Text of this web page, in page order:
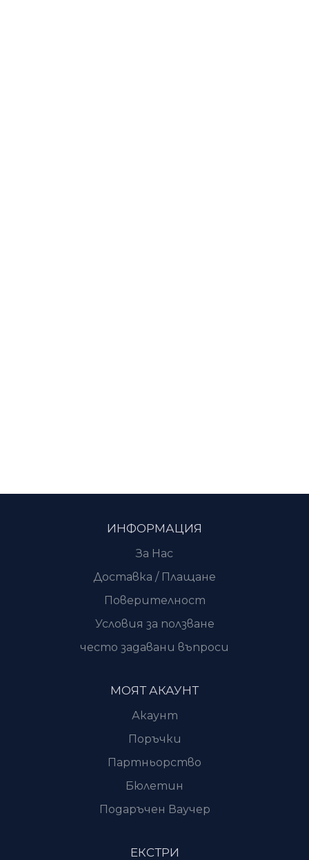
ИНФОРМАЦИЯ
За Нас
Доставка / Плащане
Поверителност
Условия за ползване
често задавани въпроси
МОЯТ АКАУНТ
Акаунт
Поръчки
Партньорство
Бюлетин
Подаръчен Ваучер
ЕКСТРИ